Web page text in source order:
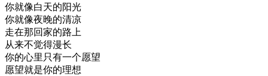
你就像白天的阳光
你就像夜晚的清凉
走在那回家的路上
从来不觉得漫长
你的心里只有一个愿望
愿望就是你的理想